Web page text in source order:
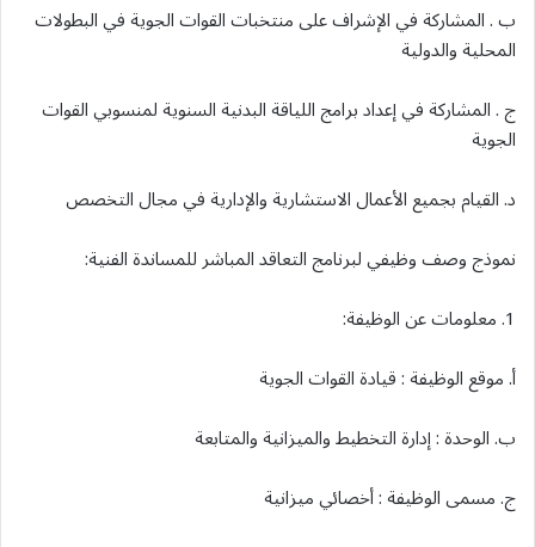
ب . المشاركة في الإشراف على منتخبات القوات الجوية في البطولات
المحلية والدولية
ج . المشاركة في إعداد برامج اللياقة البدنية السنوية لمنسوبي القوات
الجوية
د. القيام بجميع الأعمال الاستشارية والإدارية في مجال التخصص
نموذج وصف وظيفي لبرنامج التعاقد المباشر للمساندة الفنية:
1. معلومات عن الوظيفة:
أ. موقع الوظيفة : قيادة القوات الجوية
ب. الوحدة : إدارة التخطيط والميزانية والمتابعة
ج. مسمى الوظيفة : أخصائي ميزانية